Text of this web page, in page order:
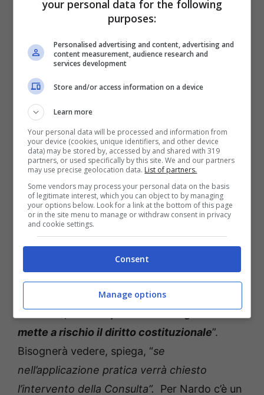
portare ad applicare il nuovo articolo del
ma anche ad altri partecipanti ad
di riunirsi prevista dallaCostituzione”.
Ad ogni modo secondo Nardo non si tratta di
una novità assoluta, ma di “schemi visti con
tutte le forze politiche, mi viene in mente
Renzi che nel suo primo discorso da premier
invocò il reato di omicidio stradale quando
sarebbero bastate le norme esistenti per
disciplinare la materia, così come nel caso
dell’occupazione abusiva di un edificio”.
La nuova norma, aggiunge l’avvocato
milanese, “ha il requisito della vaghezza e
mette a rischio il diritto costituzionale”.
Bisognerà vedere, spiega, “se
nell’applicazione pratica verrà chiesto
l’intervento della Consulta”.
Per Nardo c’è un
your personal data for the following
purposes:
Personalised advertising and content, advertising and
content measurement, audience research and
services development
Store and/or access information on a device
Learn more
Your personal data will be processed and information from
your device (cookies, unique identifiers, and other device
data) may be stored by, accessed by and shared with 319
partners, or used specifically by this site. We and our partners
may use precise geolocation data. List of partners.
Some vendors may process your personal data on the basis
of legitimate interest, which you can object to by managing
your options below. Look for a link at the bottom of this page
or in the site menu to manage or withdraw consent in privacy
and cookie settings.
Consent
Manage options